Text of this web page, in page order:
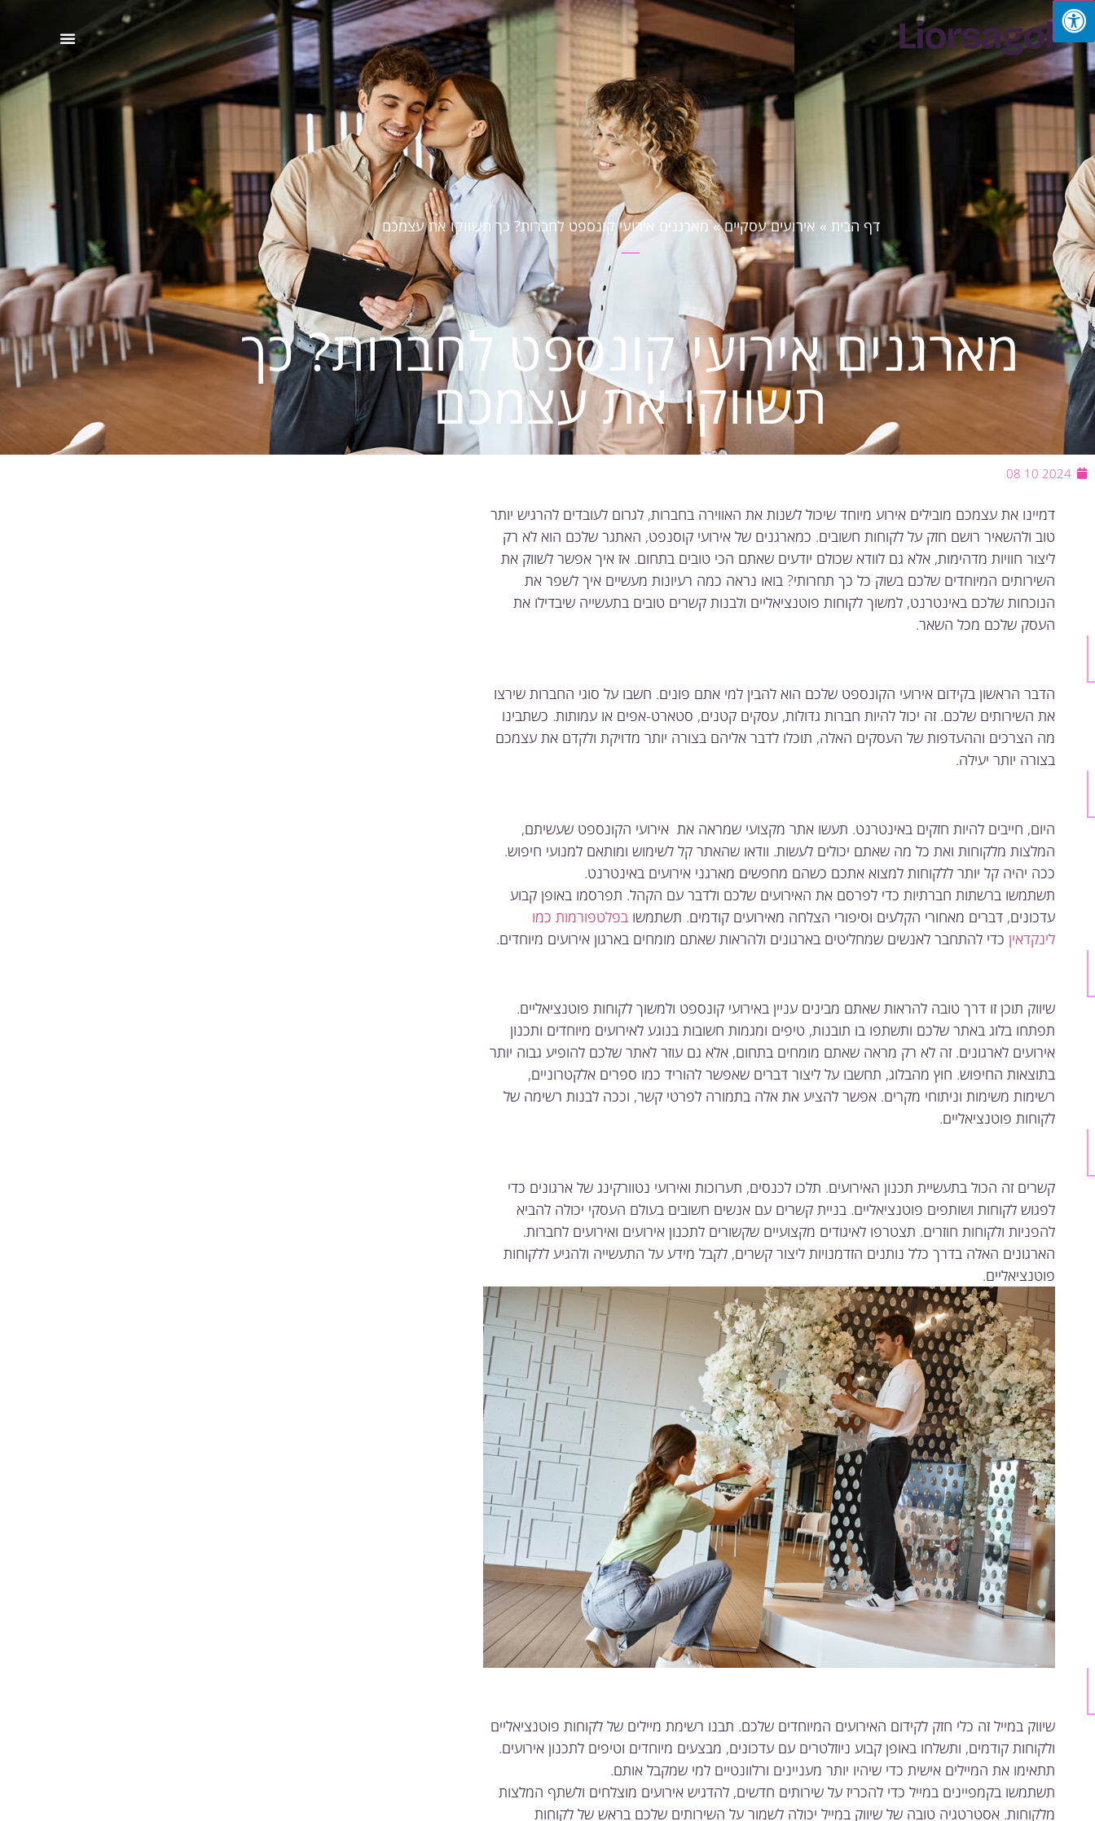
דף הבית » אירועים עסקיים»מארגנים אירועי קונספט לחברות? כך תשווקו את עצמכם
מארגנים אירועי קונספט לחברות? כך
תשווקו את עצמכם
2024 10 08
דמיינו את עצמכם מובילים אירוע מיוחד שיכול לשנות את האווירה בחברות, לגרום לעובדים להרגיש יותר
טוב ולהשאיר רושם חזק על לקוחות חשובים. כמארגנים של אירועי קוסנפט, האתגר שלכם הוא לא רק
ליצור חוויות מדהימות, אלא גם לוודא שכולם יודעים שאתם הכי טובים בתחום. אז איך אפשר לשווק את
השירותים המיוחדים שלכם בשוק כל כך תחרותי? בואו נראה כמה רעיונות מעשיים איך לשפר את
הנוכחות שלכם באינטרנט, למשוך לקוחות פוטנציאליים ולבנות קשרים טובים בתעשייה שיבדילו את
העסק שלכם מכל השאר.
הדבר הראשון בקידום אירועי הקונספט שלכם הוא להבין למי אתם פונים. חשבו על סוגי החברות שירצו
את השירותים שלכם. זה יכול להיות חברות גדולות, עסקים קטנים, סטארט-אפים או עמותות. כשתבינו
מה הצרכים וההעדפות של העסקים האלה, תוכלו לדבר אליהם בצורה יותר מדויקת ולקדם את עצמכם
בצורה יותר יעילה.
היום, חייבים להיות חזקים באינטרנט. תעשו אתר מקצועי שמראה את אירועי הקונספט שעשיתם,
המלצות מלקוחות ואת כל מה שאתם יכולים לעשות. וודאו שהאתר קל לשימוש ומותאם למנועי חיפוש.
ככה יהיה קל יותר ללקוחות למצוא אתכם כשהם מחפשים מארגני אירועים באינטרנט.
תשתמשו ברשתות חברתיות כדי לפרסם את האירועים שלכם ולדבר עם הקהל. תפרסמו באופן קבוע
עדכונים, דברים מאחורי הקלעים וסיפורי הצלחה מאירועים קודמים. תשתמשו בפלטפורמות כמו
לינקדאין כדי להתחבר לאנשים שמחליטים בארגונים ולהראות שאתם מומחים בארגון אירועים מיוחדים.
שיווק תוכן זו דרך טובה להראות שאתם מבינים עניין באירועי קונספט ולמשוך לקוחות פוטנציאליים.
תפתחו בלוג באתר שלכם ותשתפו בו תובנות, טיפים ומגמות חשובות בנוגע לאירועים מיוחדים ותכנון
אירועים לארגונים. זה לא רק מראה שאתם מומחים בתחום, אלא גם עוזר לאתר שלכם להופיע גבוה יותר
בתוצאות החיפוש. חוץ מהבלוג, תחשבו על ליצור דברים שאפשר להוריד כמו ספרים אלקטרוניים,
רשימות משימות וניתוחי מקרים. אפשר להציע את אלה בתמורה לפרטי קשר, וככה לבנות רשימה של
לקוחות פוטנציאליים.
קשרים זה הכול בתעשיית תכנון האירועים. תלכו לכנסים, תערוכות ואירועי נטוורקינג של ארגונים כדי
לפגוש לקוחות ושותפים פוטנציאליים. בניית קשרים עם אנשים חשובים בעולם העסקי יכולה להביא
להפניות ולקוחות חוזרים. תצטרפו לאיגודים מקצועיים שקשורים לתכנון אירועים ואירועים לחברות.
הארגונים האלה בדרך כלל נותנים הזדמנויות ליצור קשרים, לקבל מידע על התעשייה ולהגיע ללקוחות
פוטנציאליים.
שיווק במייל זה כלי חזק לקידום האירועים המיוחדים שלכם. תבנו רשימת מיילים של לקוחות פוטנציאליים
ולקוחות קודמים, ותשלחו באופן קבוע ניוזלטרים עם עדכונים, מבצעים מיוחדים וטיפים לתכנון אירועים.
תתאימו את המיילים אישית כדי שיהיו יותר מעניינים ורלוונטיים למי שמקבל אותם.
תשתמשו בקמפיינים במייל כדי להכריז על שירותים חדשים, להדגיש אירועים מוצלחים ולשתף המלצות
מלקוחות. אסטרטגיה טובה של שיווק במייל יכולה לשמור על השירותים שלכם בראש של לקוחות